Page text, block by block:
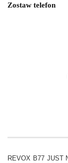
Zostaw telefon
REVOX B77 JUST